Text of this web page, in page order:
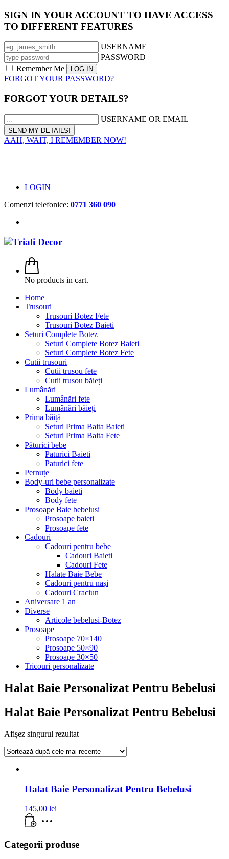
SIGN IN YOUR ACCOUNT TO HAVE ACCESS
TO DIFFERENT FEATURES
USERNAME
PASSWORD
Remember Me
FORGOT YOUR PASSWORD?
FORGOT YOUR DETAILS?
USERNAME OR EMAIL
AAH, WAIT, I REMEMBER NOW!
LOGIN
Comenzi telefonice: 0771 360 090
No products in cart.
Home
Trusouri
Trusouri Botez Fete
Trusouri Botez Baieti
Seturi Complete Botez
Seturi Complete Botez Baieti
Seturi Complete Botez Fete
Cutii trusouri
Cutii trusou fete
Cutii trusou băieți
Lumânări
Lumânări fete
Lumânări băieți
Prima băiță
Seturi Prima Baita Baieti
Seturi Prima Baita Fete
Păturici bebe
Paturici Baieti
Paturici fete
Pernuțe
Body-uri bebe personalizate
Body baieti
Body fete
Prosoape Baie bebelusi
Prosoape baieti
Prosoape fete
Cadouri
Cadouri pentru bebe
Cadouri Baieti
Cadouri Fete
Halate Baie Bebe
Cadouri pentru nași
Cadouri Craciun
Aniversare 1 an
Diverse
Articole bebelusi-Botez
Prosoape
Prosoape 70×140
Prosoape 50×90
Prosoape 30×50
Tricouri personalizate
Halat Baie Personalizat Pentru Bebelusi
Halat Baie Personalizat Pentru Bebelusi
Afișez singurul rezultat
Halat Baie Personalizat Pentru Bebelusi
145,00 lei
Categorii produse